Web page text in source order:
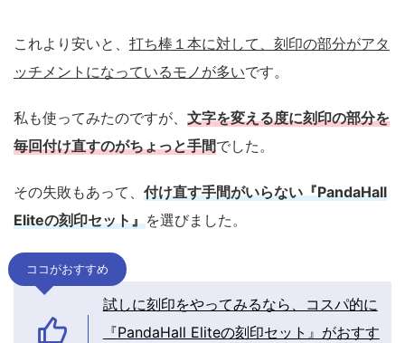
これより安いと、 打ち棒１本に対して、刻印の部分がアタ
ッチメントになっているモノが多いです。
私も使ってみたのですが、 文字を変える度に刻印の部分を
毎回付け直すのがちょっと手間でした。
その失敗もあって、 付け直す手間がいらない『PandaHall
Eliteの刻印セット』を選びました。
ココがおすすめ
試しに刻印をやってみるなら、コスパ的に
『PandaHall Eliteの刻印セット』がおすす